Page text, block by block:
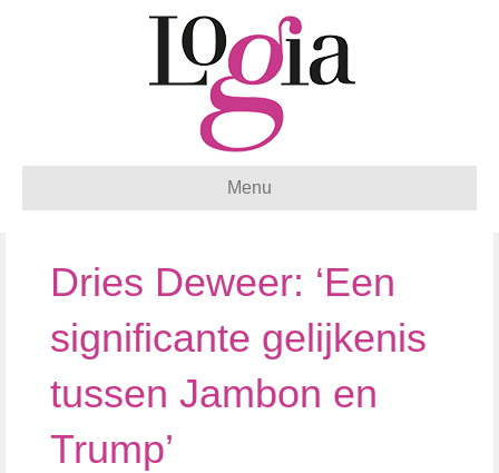
Menu
Dries Deweer: ‘Een
significante gelijkenis
tussen Jambon en
Trump’